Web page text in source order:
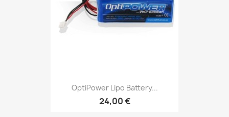
OptiPower Lipo Battery...
24,00 €